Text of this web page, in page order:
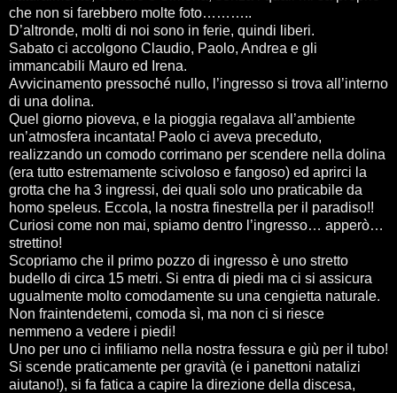
che non si farebbero molte foto………..
D’altronde, molti di noi sono in ferie, quindi liberi.
Sabato ci accolgono Claudio, Paolo, Andrea e gli
immancabili Mauro ed Irena.
Avvicinamento pressoché nullo, l’ingresso si trova all’interno
di una dolina.
Quel giorno pioveva, e la pioggia regalava all’ambiente
un’atmosfera incantata! Paolo ci aveva preceduto,
realizzando un comodo corrimano per scendere nella dolina
(era tutto estremamente scivoloso e fangoso) ed aprirci la
grotta che ha 3 ingressi, dei quali solo uno praticabile da
homo speleus. Eccola, la nostra finestrella per il paradiso!!
Curiosi come non mai, spiamo dentro l’ingresso… apperò…
strettino!
Scopriamo che il primo pozzo di ingresso è uno stretto
budello di circa 15 metri. Si entra di piedi ma ci si assicura
ugualmente molto comodamente su una cengietta naturale.
Non fraintendetemi, comoda sì, ma non ci si riesce
nemmeno a vedere i piedi!
Uno per uno ci infiliamo nella nostra fessura e giù per il tubo!
Si scende praticamente per gravità (e i panettoni natalizi
aiutano!), si fa fatica a capire la direzione della discesa,